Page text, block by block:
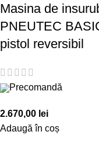
Masina de
PNEUTEC
pistol reversibil
Precomandă
2.670,00 lei
Adaugă în coș